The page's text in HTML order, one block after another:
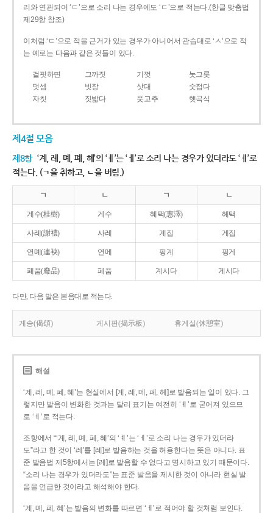
리와 연관되어 ‘ㄷ’으로 소리 나는 경우에도 ‘ㄷ’으로 적는다.(한글 맞춤법
제29항 참조)
이처럼 ‘ㄷ’으로 적을 근거가 있는 경우가 아니어서 관습대로 ‘ㅅ’으로 적
는 예로는 다음과 같은 것들이 있다.
걸핏하면 그까짓 기껏
놋그릇
덧셈
빗장 삿대
숫접다
자칫
짓밟다 풋고추 햇곡식
제4절 모음
제8항 ‘계, 례, 몌, 폐, 혜’의 ‘ㅖ’는 ‘ㅔ’로 소리 나는 경우가 있더라도 ‘ㅖ’로
적는다. (ㄱ을 취하고, ㄴ을 버림.)
ㄱ ㄴ ㄱ ㄴ
계수(桂樹) 게수 혜택(惠澤) 헤택
사례(謝禮) 사레 계집 게집
연몌(連袂) 연메 핑계 핑게
폐품(廢品) 페품 계시다 게시다
다만, 다음 말은 본음대로 적는다.
게송(偈頌) 게시판(揭示板) 휴게실(休憩室)
해설
‘계, 례, 몌, 폐, 혜’는 현실에서 [게, 레, 메, 페, 헤]로 발음되는 일이 있다. 그
렇지만 발음이 변화한 것과는 달리 표기는 여전히 ‘ㅖ’로 굳어져 있으므
로 ‘ㅖ’로 적는다.
조항에서 “‘계, 례, 몌, 폐, 혜’의 ‘ㅖ’는 ‘ㅔ’로 소리 나는 경우가 있더라
도”라고 한 것이 ‘례’를 [레]로 발음하는 것을 허용한다는 뜻은 아니다. 표
준 발음법 제5항에서는 [레]로 발음할 수 없다고 명시하고 있기 때문이다.
“소리 나는 경우가 있더라도”는 표준 발음을 제시한 것이 아니라 현실 발
음을 언급한 것이라고 해석해야 한다.
‘계, 몌, 폐, 혜’는 발음의 변화를 따르면 ‘ㅔ’로 적어야 할 것처럼 보인다.